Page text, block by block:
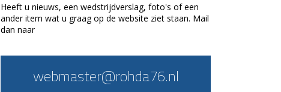
Heeft u nieuws, een wedstrijdverslag, foto's of een
ander item wat u graag op de website ziet staan. Mail
dan naar
webmaster@rohda76.nl